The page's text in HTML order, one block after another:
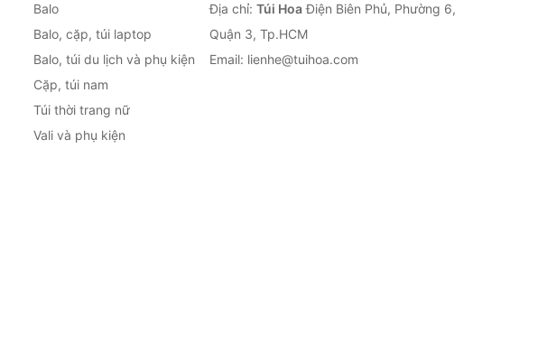
Balo
Balo, cặp, túi laptop
Balo, túi du lịch và phụ kiện
Cặp, túi nam
Túi thời trang nữ
Vali và phụ kiện
Địa chỉ: Túi HoaĐiện Biên Phủ, Phường 6,
Quận 3, Tp.HCM
Email: lienhe@tuihoa.com